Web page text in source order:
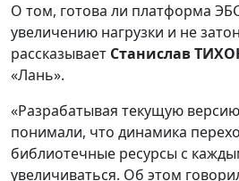
О том, готова ли платформа
увеличению нагрузки и не
рассказывает Станислав
«Лань».
«Разрабатывая текущую
понимали, что динамика
библиотечные ресурсы с
увеличиваться. Об этом